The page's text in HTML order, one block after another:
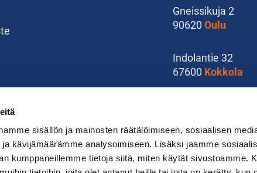
sisällön ja mainosten räätälöimiseen, sosiaalisen
kävijämäärämme analysoimiseen. Lisäksi jaamme
kumppaneillemme tietoja siitä, miten käytät sivustoamme.
Gneissikuja 2
90620 Oulu
Indolantie 32
67600 Kokkola